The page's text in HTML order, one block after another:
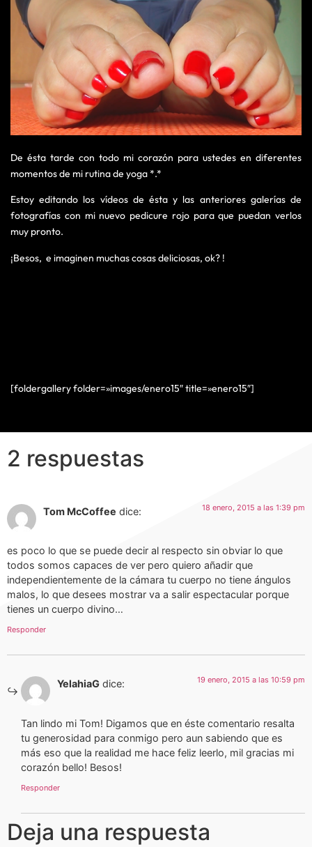
De ésta tarde con todo mi corazón para ustedes en diferentes
momentos de mi rutina de yoga *.*
Estoy editando los vídeos de ésta y las anteriores galerías de
fotografías con mi nuevo pedicure rojo para que puedan verlos
muy pronto.
¡Besos, e imaginen muchas cosas deliciosas, ok? !
[foldergallery folder=»images/enero15″ title=»enero15″]
2 respuestas
Tom McCoffee dice: 18 enero, 2015 a las 1:39 pm
es poco lo que se puede decir al respecto sin obviar lo que
todos somos capaces de ver pero quiero añadir que
independientemente de la cámara tu cuerpo no tiene ángulos
malos, lo que desees mostrar va a salir espectacular porque
tienes un cuerpo divino…
Responder
YelahiaG dice: 19 enero, 2015 a las 10:59 pm
Tan lindo mi Tom! Digamos que en éste comentario resalta
tu generosidad para conmigo pero aun sabiendo que es
más eso que la realidad me hace feliz leerlo, mil gracias mi
corazón bello! Besos!
Responder
Deja una respuesta